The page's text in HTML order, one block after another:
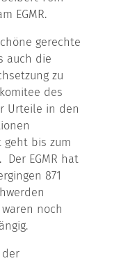
EGMR.
gerechte
auch die
zu
des
Urteile in den
geht bis zum
Der EGMR hat
871
noch
der